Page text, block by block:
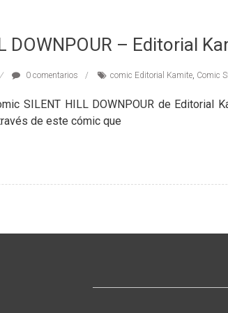
DOWNPOUR – Editorial
0 comentarios comic Editorial Kamite, Comic
SILENT HILL DOWNPOUR de Editorial
de este cómic que